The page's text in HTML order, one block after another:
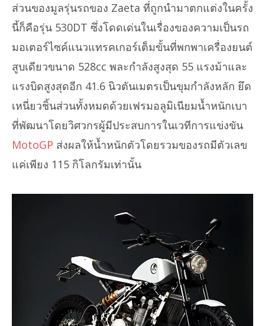
ส่วนของมูลรุ่นรถของ Zaeta ที่ถูกนำมาตกแต่งในครั้ง
นี้ก็คือรุ่น 530DT ซึ่งโดดเด่นในเรื่องของความเป็นรถ
มอเตอร์ไซค์แนวแทรคเกอร์เต็มขั้นที่พกพาเครื่องยนต์
สูบเดียวขนาด 528cc พละกำลังสูงสุด 55 แรงม้าและ
แรงบิดสูงสุดอีก 41.6 นิวตันเมตรเป็นขุมกำลังหลัก ยึด
เหนี่ยวชิ้นส่วนทั้งหมดด้วยเฟรมอลูมิเนียมน้ำหนักเบา
ที่พัฒนาโดยวิศวกรผู้มีประสบการในเวทีการแข่งขัน
MotoGP ส่งผลให้น้ำหนักตัวโดยรวมของรถมีตัวเลข
แค่เพียง 115 กิโลกรัมเท่านั้น